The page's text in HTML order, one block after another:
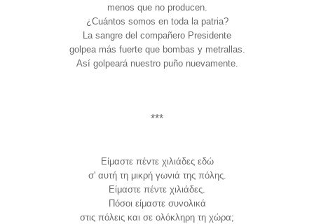
menos que no producen.
¿Cuántos somos en toda la patria?
La sangre del compañero Presidente
golpea más fuerte que bombas y metrallas.
Así golpeará nuestro puño nuevamente.
***
Είμαστε πέντε χιλιάδες εδώ
σ' αυτή τη μικρή γωνιά της πόλης.
Είμαστε πέντε χιλιάδες.
Πόσοι είμαστε συνολικά
στις πόλεις και σε ολόκληρη τη χώρα;